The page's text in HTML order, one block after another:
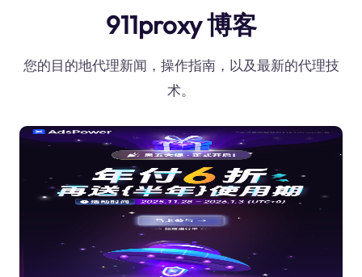
911proxy 博客
您的目的地代理新闻，操作指南，以及最新的代理技
术。